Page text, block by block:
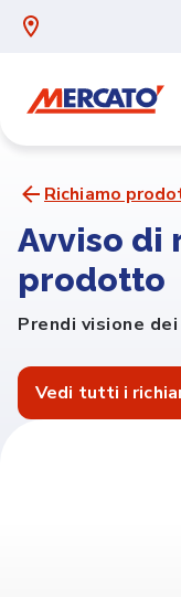
Richiamo
Avviso di
prodotto
Prendi visione
Vedi tutti i